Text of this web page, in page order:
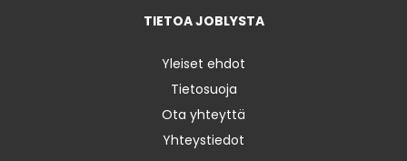
TIETOA JOBLYSTA
Yleiset ehdot
Tietosuoja
Ota yhteyttä
Yhteystiedot